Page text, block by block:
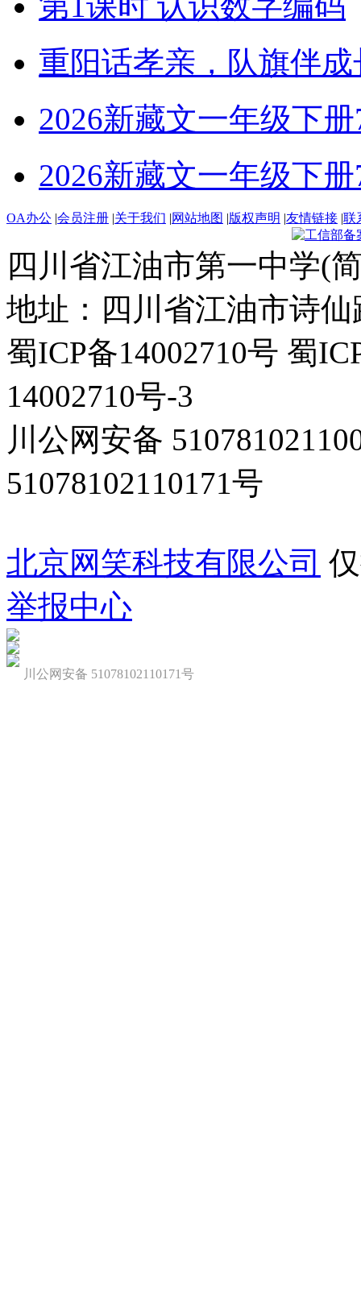
重阳话孝亲，队旗伴成
2026新藏文一年级下册
2026新藏文一年级下册
OA办公 |会员注册 |关于我们 |网站地图 |版权声明 |友情链接 |联
四川省江油市第一中学(
地址：四川省江油市诗仙
蜀ICP备14002710号 蜀
14002710号-3
川公网安备
51078102110171号
北京网笑科技有限公司
举报中心
川公网安备 51078102110171号